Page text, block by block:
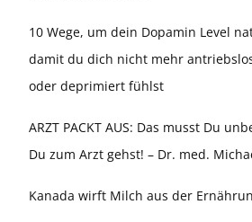
10 Wege, um dein Dopamin Level
damit du dich nicht mehr
oder deprimiert fühlst
ARZT PACKT AUS: Das musst Du
Du zum Arzt gehst! – Dr. med.
Kanada wirft Milch aus der